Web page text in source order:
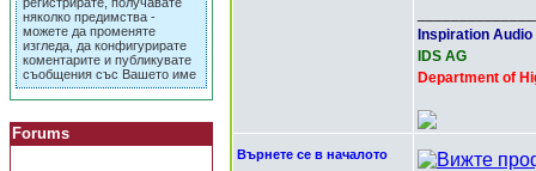
няколко предимства -
можете да променяте
изгледа, да конфигурирате
коментарите и публикувате
съобщения със Вашето име
Forums
Inspiration Audio
IDS AG
Department of
Върнете се в началото